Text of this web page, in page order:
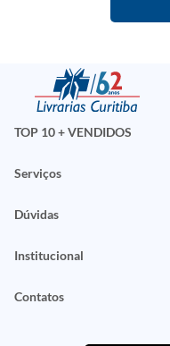
TOP 10 + VENDIDOS
Serviços
Dúvidas
Institucional
Contatos